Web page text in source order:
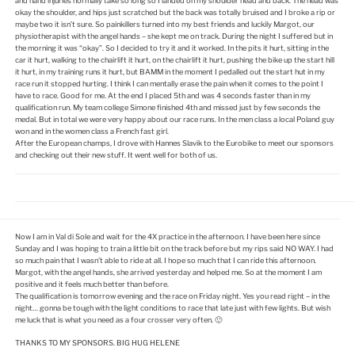
okay the shoulder, and hips just scratched but the back was totally bruised and I broke a rip or
maybe two it isn’t sure. So painkillers turned into my best friends and luckily Margot, our
physiotherapist with the angel hands – she kept me on track. During the night I suffered but in
the morning it was “okay”. So I decided to try it and it worked. In the pits it hurt, sitting in the
car it hurt, walking to the chairlift it hurt, on the chairlift it hurt, pushing the bike up the start hill
it hurt, in my training runs it hurt, but BAMM in the moment I pedalled out the start hut in my
race run it stopped hurting. I think I can mentally erase the pain when it comes to the point I
have to race. Good for me. At the end I placed 5th and was 4 seconds faster than in my
qualification run. My team college Simone finished 4th and missed just by few seconds the
medal. But in total we were very happy about our race runs. In the men class a local Poland guy
won and in the women class a French fast girl.
After the European champs, I drove with Hannes Slavik to the Eurobike to meet our sponsors
and checking out their new stuff. It went well for both of us.
Now I am in Val di Sole and wait for the 4X practice in the afternoon. I have been here since
Sunday and I was hoping to train a little bit on the track before but my rips said NO WAY. I had
so much pain that I wasn’t able to ride at all. I hope so much that I can ride this afternoon.
Margot, with the angel hands, she arrived yesterday and helped me. So at the moment I am
positive and it feels much better than before.
The qualification is tomorrow evening and the race on Friday night. Yes you read right – in the
night… gonna be tough with the light conditions to race that late just with few lights. But wish
me luck that is what you need as a four crosser very often. 🙂
THANKS TO MY SPONSORS. BIG HUG HELENE